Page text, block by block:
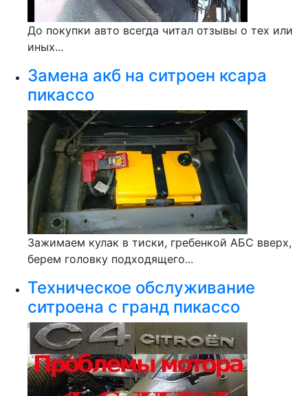
До покупки авто всегда читал отзывы о тех или
иных...
Замена акб на ситроен ксара
пикассо
Зажимаем кулак в тиски, гребенкой АБС вверх,
берем головку подходящего...
Техническое обслуживание
ситроена с гранд пикассо